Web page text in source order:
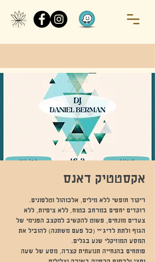
אקסטטיק דאנס
רוקדים יחפים במרחב בטוח, ללא ציפיות, ללא
צעדים מונחים, פשוט להקשיב למקצב הפנימי של
הגוף ולתת לדיג'יי (כל פעם משתנה) להוביל את
פותחים בהנחייה תנועתית קצרה, מסע של שעה